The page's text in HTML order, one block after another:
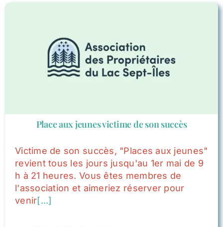
Place aux jeunes victime de son succès
Victime de son succès, "Places aux jeunes"
revient tous les jours jusqu'au 1er mai de 9
h à 21 heures. Vous êtes membres de
l'association et aimeriez réserver pour
venir[...]